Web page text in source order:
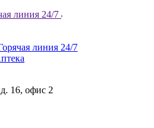
линия 24/7
линия 24/7
16, офис 2